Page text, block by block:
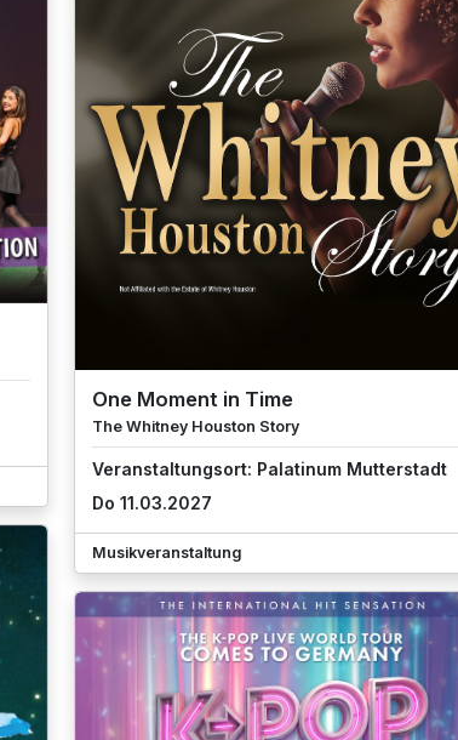
One Moment in Time
The Whitney Houston Story
Veranstaltungsort: Palatinum Mutterstadt
Do 11.03.2027
Musikveranstaltung